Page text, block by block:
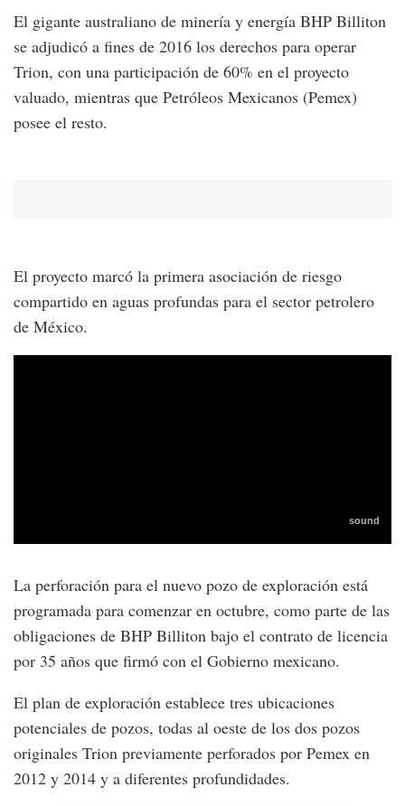
El gigante australiano de minería y energía BHP Billiton
se adjudicó a fines de 2016 los derechos para operar
Trion, con una participación de 60% en el proyecto
valuado, mientras que Petróleos Mexicanos (Pemex)
posee el resto.
El proyecto marcó la primera asociación de riesgo
compartido en aguas profundas para el sector petrolero
de México.
La perforación para el nuevo pozo de exploración está
programada para comenzar en octubre, como parte de las
obligaciones de BHP Billiton bajo el contrato de licencia
por 35 años que firmó con el Gobierno mexicano.
El plan de exploración establece tres ubicaciones
potenciales de pozos, todas al oeste de los dos pozos
originales Trion previamente perforados por Pemex en
2012 y 2014 y a diferentes profundidades.